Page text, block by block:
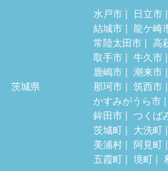
茨城県
水戸市 日立市
結城市
龍ケ崎
常陸太田市
高
取手市
牛久市
鹿嶋市
潮来市
那珂市
筑西市
かすみがうら市
鉾田市
つくば
茨城町
大洗町
美浦村
阿見町
五霞町
境町